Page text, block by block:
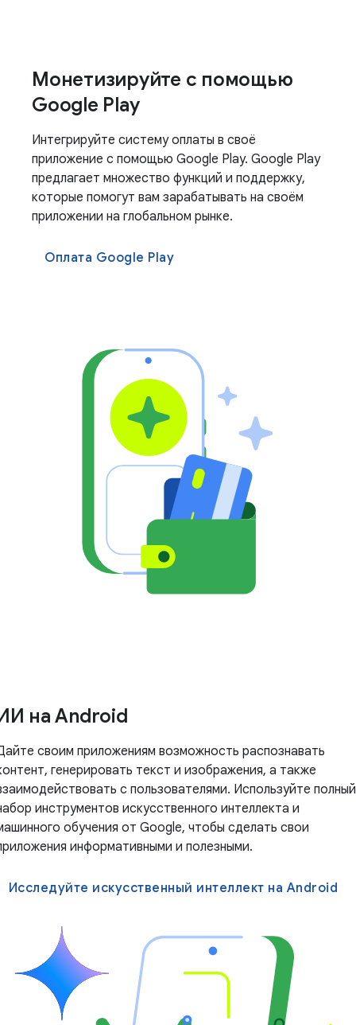
Монетизируйте с помощью
Google Play
Интегрируйте систему оплаты в своё
приложение с помощью Google Play. Google Play
предлагает множество функций и поддержку,
которые помогут вам зарабатывать на своём
приложении на глобальном рынке.
Оплата Google Play
на Android
своим приложениям возможность распознавать
генерировать текст и изображения, а также
с пользователями. Используйте полный
инструментов искусственного интеллекта и
обучения от Google, чтобы сделать свои
информативными и полезными.
Исследуйте искусственный интеллект на Android